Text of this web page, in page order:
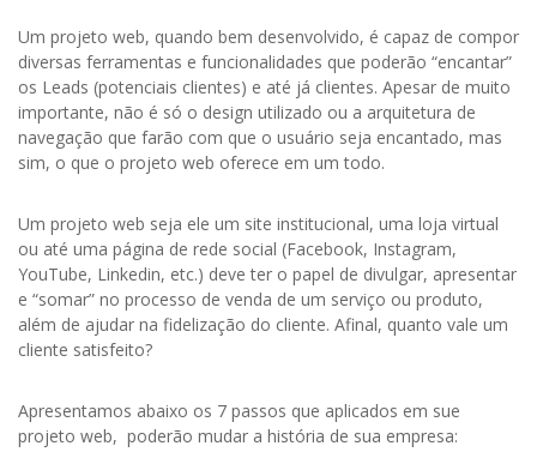
Um projeto web, quando bem desenvolvido, é capaz de compor
diversas ferramentas e funcionalidades que poderão “encantar”
os Leads (potenciais clientes) e até já clientes. Apesar de muito
importante, não é só o design utilizado ou a arquitetura de
navegação que farão com que o usuário seja encantado, mas
sim, o que o projeto web oferece em um todo.
Um projeto web seja ele um site institucional, uma loja virtual
ou até uma página de rede social (Facebook, Instagram,
YouTube, Linkedin, etc.) deve ter o papel de divulgar, apresentar
e “somar” no processo de venda de um serviço ou produto,
além de ajudar na fidelização do cliente. Afinal, quanto vale um
cliente satisfeito?
Apresentamos abaixo os 7 passos que aplicados em sue
projeto web, poderão mudar a história de sua empresa: